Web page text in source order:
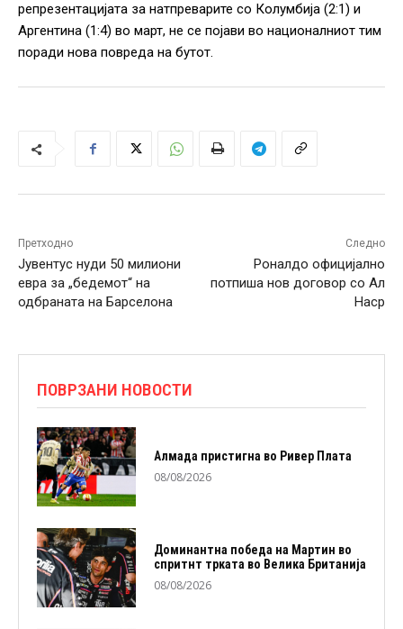
репрезентацијата за натпреварите со Колумбија (2:1) и
Аргентина (1:4) во март, не се појави во националниот тим
поради нова повреда на бутот.
Претходно
Јувентус нуди 50 милиони
евра за „бедемот“ на
одбраната на Барселона
Следно
Роналдо официјално
потпиша нов договор со Ал
Наср
ПОВРЗАНИ НОВОСТИ
Алмада пристигна во Ривер Плата
08/08/2026
Доминантна победа на Мартин во
спритнт трката во Велика Британија
08/08/2026